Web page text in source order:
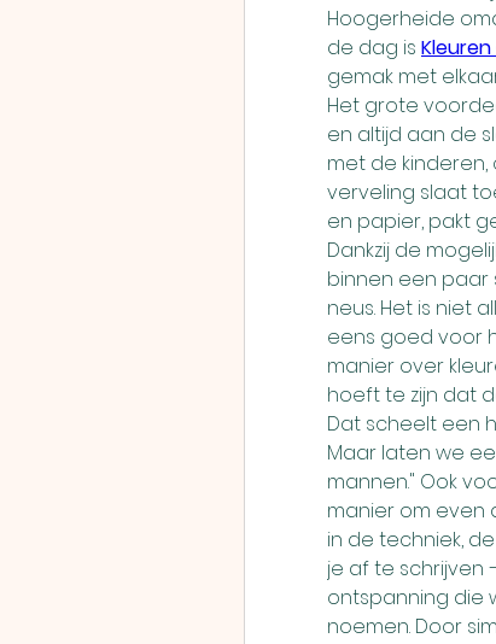
Hoogerheide
de dag is
gemak met
Het grote
en altijd aan de
met de
verveling slaat
en papier, pakt
Dankzij de
binnen een
neus. Het is niet
eens goed voor
manier over
hoeft te zijn dat
Dat scheelt een
Maar laten we
mannen." Ook
manier om even
in de techniek,
je af te schrijven
ontspanning die
noemen. Door